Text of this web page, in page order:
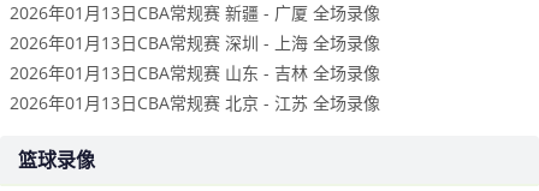
2026年01月13日CBA常规赛 新疆 - 广厦 全场录像
2026年01月13日CBA常规赛 深圳 - 上海 全场录像
2026年01月13日CBA常规赛 山东 - 吉林 全场录像
2026年01月13日CBA常规赛 北京 - 江苏 全场录像
篮球录像